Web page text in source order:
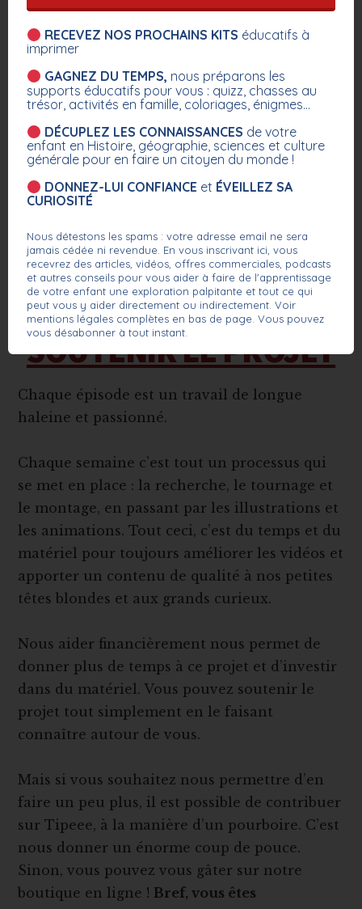
nouvelle série d’épisodes !
En effet, sur les bords de la Loire on trouve
es anciens chantiers navals de Nantes
où l’on…
SOUTENIR LE PROJET
Chaque épisode est un travail de longue
haleine et passionné.
Chaque semaine c’est tout un processus qui
se met en place : la recherche, le tournage et
le montage, en passant par les illustrations et
les animations. Tout ceci, c’est du temps et du
matériel pour toujours améliorer les vidéos et
apporter un contenu de qualité à nos petites
têtes blondes et aux grands curieux.
Nous aider financièrement nous permet de
donner plus de temps à ce projet et d’investir
dans du matériel. Vous pouvez soutenir le
projet tout simplement en le faisant
connaître autour de vous.
Mais si vous souhaitez nous permettre d’en
faire un peu plus, il est possible de contribuer
sur Tipeee, à la manière d’un pourboire. C’est
nous donner un énorme coup de pouce.
Sinon, vous pouvez vous gâter sur notre
boutique en ligne ! Bref, vous êtes
RECEVEZ NOS PROCHAINS KITS éducatifs à
imprimer
GAGNEZ DU TEMPS, nous préparons les
supports éducatifs pour vous : quizz, chasses au
trésor, activités en famille, coloriages, énigmes...
DÉCUPLEZ LES CONNAISSANCES de votre
enfant en Histoire, géographie, sciences et culture
générale pour en faire un citoyen du monde !
DONNEZ-LUI CONFIANCE et ÉVEILLEZ SA
CURIOSITÉ
Nous détestons les spams : votre adresse email ne sera
jamais cédée ni revendue. En vous inscrivant ici, vous
recevrez des articles, vidéos, offres commerciales, podcasts
et autres conseils pour vous aider à faire de l'apprentissage
de votre enfant une exploration palpitante et tout ce qui
peut vous y aider directement ou indirectement. Voir
mentions légales complètes en bas de page. Vous pouvez
vous désabonner à tout instant.